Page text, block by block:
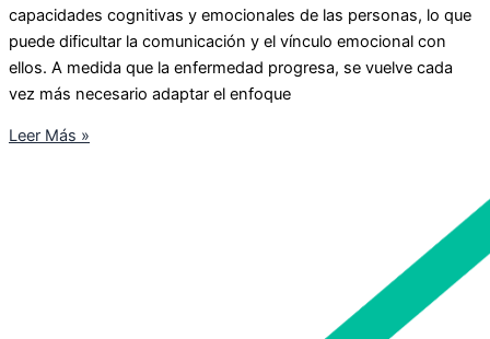
capacidades cognitivas y emocionales de las personas, lo que
puede dificultar la comunicación y el vínculo emocional con
ellos. A medida que la enfermedad progresa, se vuelve cada
vez más necesario adaptar el enfoque
Leer Más »